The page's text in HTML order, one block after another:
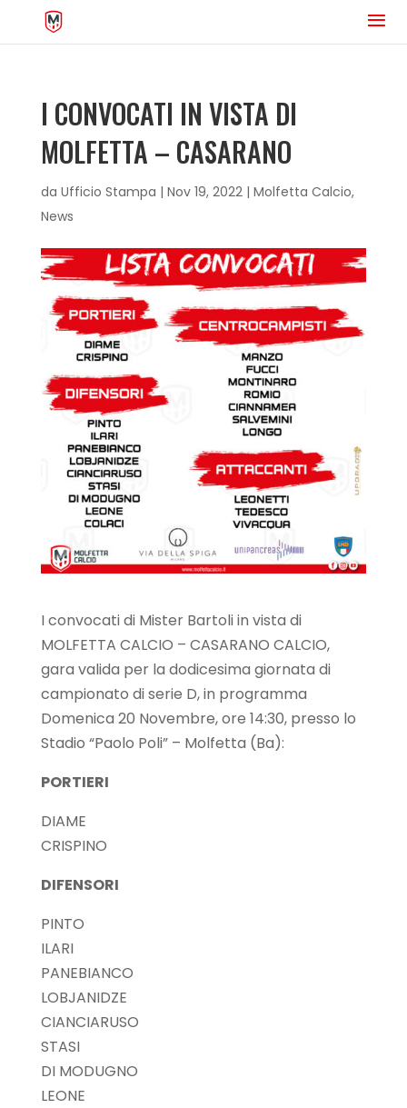
I CONVOCATI IN VISTA DI
MOLFETTA – CASARANO
da Ufficio Stampa | Nov 19, 2022| Molfetta Calcio,
News
I convocati di Mister Bartoli in vista di
MOLFETTA CALCIO – CASARANO CALCIO,
gara valida per la dodicesima giornata di
campionato di serie D, in programma
Domenica 20 Novembre, ore 14:30, presso lo
Stadio “Paolo Poli” – Molfetta (Ba):
PORTIERI
DIAME
CRISPINO
DIFENSORI
PINTO
ILARI
PANEBIANCO
LOBJANIDZE
CIANCIARUSO
STASI
DI MODUGNO
LEONE